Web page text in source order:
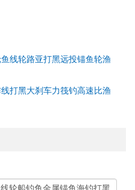
线轮路亚打黑远投锚鱼轮渔
打黑大刹车力筏钓高速比渔